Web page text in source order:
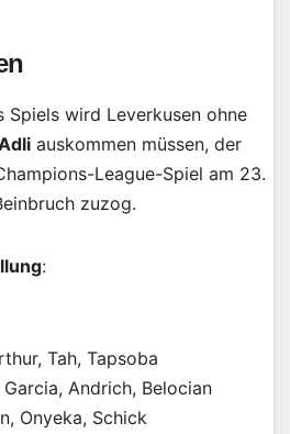
Spiels wird Leverkusen ohne
auskommen müssen, der
League-Spiel am 23.
zuzog.
:
Tah, Tapsoba
Garcia, Andrich, Belocian
Onyeka, Schick